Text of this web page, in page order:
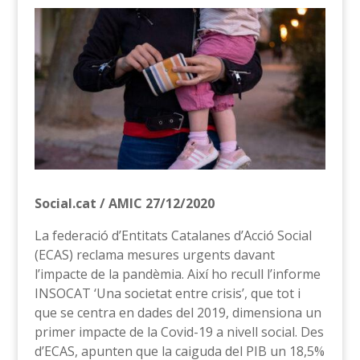
Social.cat / AMIC 27/12/2020
La federació d’Entitats Catalanes d’Acció Social
(ECAS) reclama mesures urgents davant
l’impacte de la pandèmia. Així ho recull l’informe
INSOCAT ‘Una societat entre crisis’, que tot i
que se centra en dades del 2019, dimensiona un
primer impacte de la Covid-19 a nivell social. Des
d’ECAS, apunten que la caiguda del PIB un 18,5%